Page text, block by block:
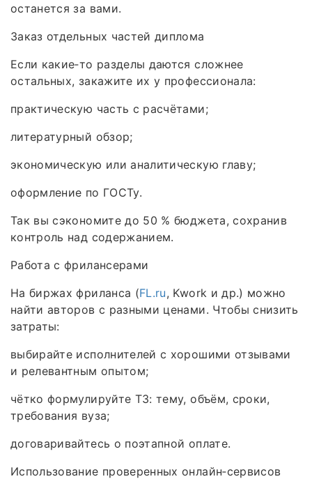
останется за вами.
Заказ отдельных частей диплома
Если какие‑то разделы даются сложнее
остальных, закажите их у профессионала:
практическую часть с расчётами;
литературный обзор;
экономическую или аналитическую главу;
оформление по ГОСТу.
Так вы сэкономите до 50 % бюджета, сохранив
контроль над содержанием.
Работа с фрилансерами
На биржах фриланса (FL.ru, Kwork и др.) можно
найти авторов с разными ценами. Чтобы снизить
затраты:
выбирайте исполнителей с хорошими отзывами
и релевантным опытом;
чётко формулируйте ТЗ: тему, объём, сроки,
требования вуза;
договаривайтесь о поэтапной оплате.
Использование проверенных онлайн‑сервисов